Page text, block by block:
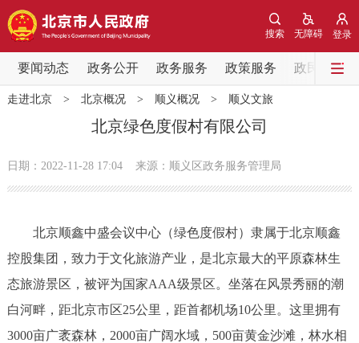
登录
无障碍
搜索
要闻动态 政务公开 政务服务 政策服务 政民互动
要闻动态
党中央精神 国务院信息 中央部委动态
政务公开
市领导 机构职能 政策服务
政策兑现 政策解读 回应关切
走进北京> 北京概况> 顺义概况> 顺义文旅
北京绿色度假村有限公司
日期：2022-11-28 17:04 来源：顺义区政务服务管理局
北京顺鑫中盛会议中心（绿色度假村）隶属于北京顺鑫
控股集团，致力于文化旅游产业，是北京最大的平原森林生
态旅游景区，被评为国家AAA级景区。坐落在风景秀丽的潮
白河畔，距北京市区25公里，距首都机场10公里。这里拥有
3000亩广袤森林，2000亩广阔水域，500亩黄金沙滩，林水相